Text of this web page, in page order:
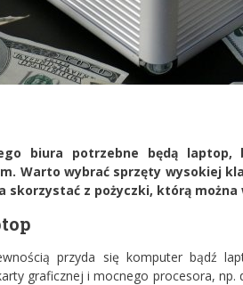
biura potrzebne będą
Warto wybrać sprzęty wysokiej
skorzystać z pożyczki, którą
przyda się komputer bądź
graficznej i mocnego procesora,